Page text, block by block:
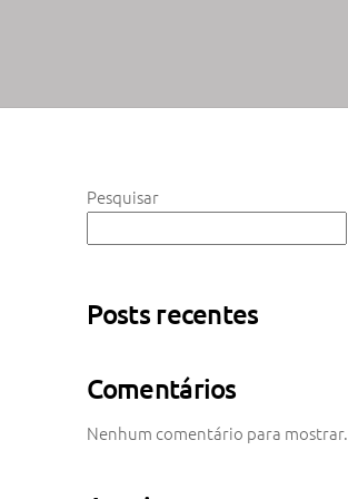
Pesquisar
Posts recentes
Comentários
Nenhum comentário para mostrar.